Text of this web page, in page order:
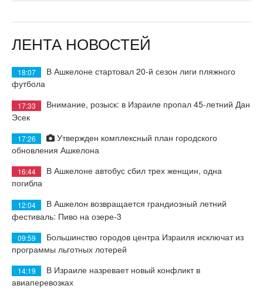
ЛЕНТА НОВОСТЕЙ
18:07
В Ашкелоне стартовал 20-й сезон лиги пляжного
футбола
17:33
Внимание, розыск: в Израиле пропал 45-летний Дан
Эсек
17:26
Утвержден комплексный план городского
обновления Ашкелона
16:44
В Ашкелоне автобус сбил трех женщин, одна
погибла
12:04
В Ашкелон возвращается грандиозный летний
фестиваль: Пиво на озере-3
09:59
Большинство городов центра Израиля исключат из
программы льготных лотерей
14:19
В Израиле назревает новый конфликт в
авиаперевозках